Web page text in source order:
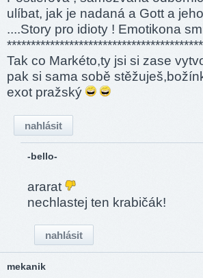
ulíbat, jak je nadaná a Gott a
....Story pro idioty ! Emotikona
****­******­******­******­******­******­*******
Tak co Markéto,ty jsi si zase
pak si sama sobě
exot pražský
nahlásit
-bello-
ararat
nechlastej ten krabičák!
nahlásit
mekanik